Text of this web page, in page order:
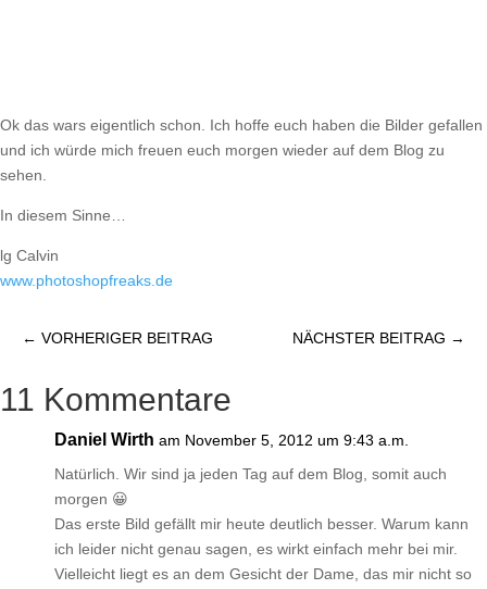
Ok das wars eigentlich schon. Ich hoffe euch haben die Bilder gefallen
und ich würde mich freuen euch morgen wieder auf dem Blog zu
sehen.
In diesem Sinne…
lg Calvin
www.photoshopfreaks.de
← VORHERIGER BEITRAG NÄCHSTER BEITRAG →
11 Kommentare
Daniel Wirth am November 5, 2012 um 9:43 a.m.
Natürlich. Wir sind ja jeden Tag auf dem Blog, somit auch
morgen 😀
Das erste Bild gefällt mir heute deutlich besser. Warum kann
ich leider nicht genau sagen, es wirkt einfach mehr bei mir.
Vielleicht liegt es an dem Gesicht der Dame, das mir nicht so